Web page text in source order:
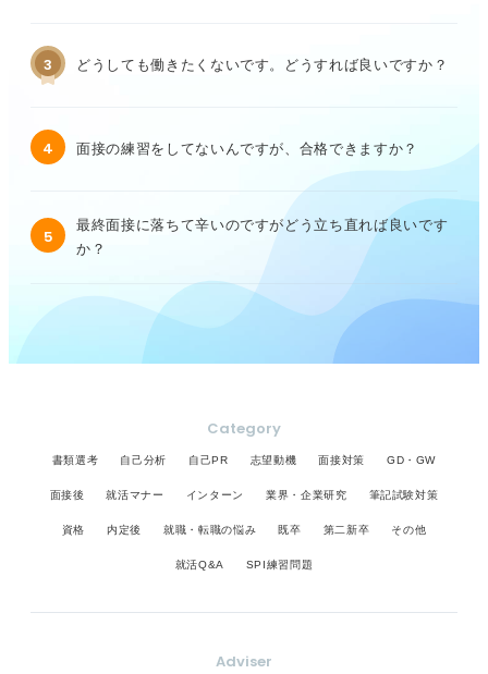
3 どうしても働きたくないです。どうすれば良いですか？
4 面接の練習をしてないんですが、合格できますか？
5
最終面接に落ちて辛いのですがどう立ち直れば良いです
か？
Category
書類選考 自己分析 自己PR 志望動機 面接対策 GD・GW
面接後 就活マナー インターン 業界・企業研究 筆記試験対策
資格 内定後 就職・転職の悩み 既卒 第二新卒 その他
就活Q&A SPI練習問題
Adviser